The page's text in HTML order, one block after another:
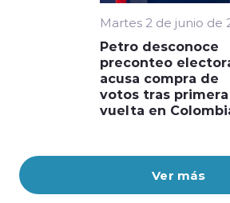
Ver más
Martes 2 de junio de
Petro desconoce
preconteo
acusa compra de
votos tras primera
vuelta en